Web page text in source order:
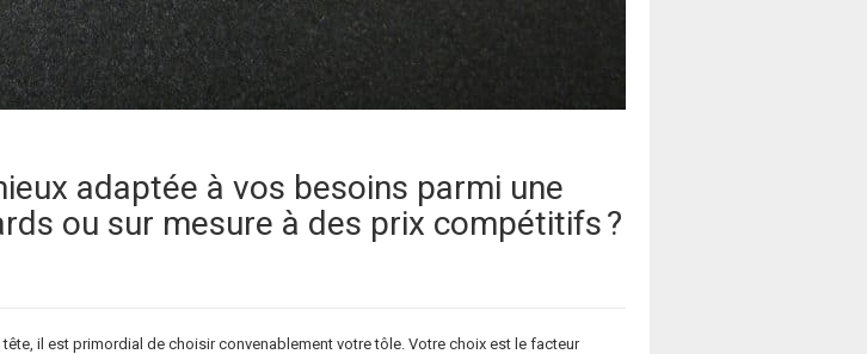
adaptée à vos besoins parmi une
ou sur mesure à des prix compétitifs ?
tête, il est primordial de choisir convenablement votre tôle. Votre choix est le facteur